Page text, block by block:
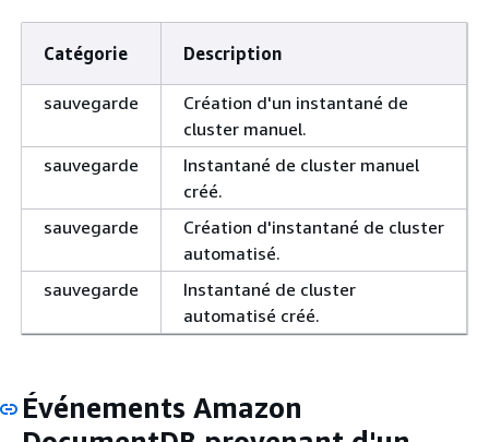
Catégorie Description
sauvegarde
Création d'un instantané de
cluster manuel.
sauvegarde
Instantané de cluster manuel
créé.
sauvegarde
Création d'instantané de cluster
automatisé.
sauvegarde
Instantané de cluster
automatisé créé.
Événements Amazon